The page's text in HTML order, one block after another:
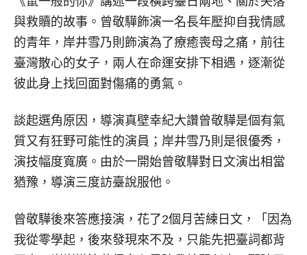
與救贖的故事。曾敬驊飾演一名長年壓抑自我情感
的青年，岸井雪乃則飾演為了療癒喪母之痛，前往
臺灣散心的女子，兩人在命運安排下相遇，逐漸從
彼此身上找回面對傷痛的勇氣。
談起選角原因，導演真壁幸紀大讚曾敬驊是個有氣
質又有狂野可能性的演員；岸井雪乃則是很優秀，
演技幅度寬廣。由於一開始曾敬驊對日文演出相當
猶豫，導演三度訪臺說服他。
曾敬驊後來答應接演，花了2個月苦練日文，「因為
我從零學起，後來發現來不及，只能先把臺詞都背